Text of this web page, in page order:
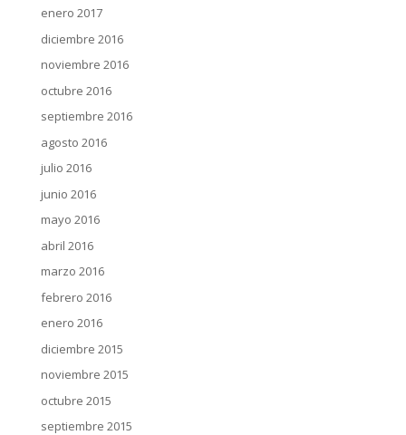
enero 2017
diciembre 2016
noviembre 2016
octubre 2016
septiembre 2016
agosto 2016
julio 2016
junio 2016
mayo 2016
abril 2016
marzo 2016
febrero 2016
enero 2016
diciembre 2015
noviembre 2015
octubre 2015
septiembre 2015